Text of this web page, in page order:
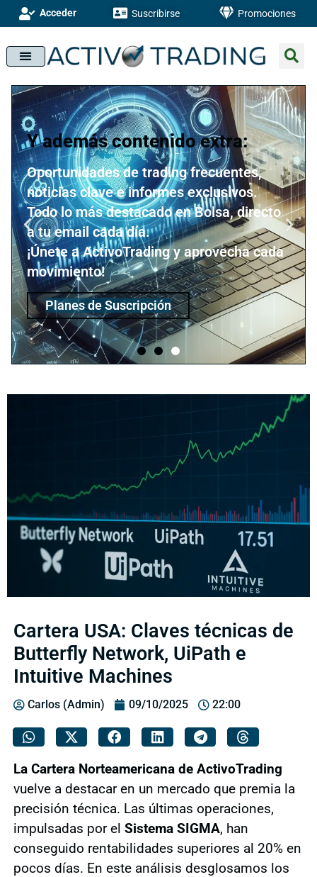
Acceder Suscribirse Promociones
Y además contenido extra:
Oportunidades de trading frecuentes,
noticias clave e informes exclusivos.
Todo lo más destacado en Bolsa, directo
a tu email cada día.
¡Únete a ActivoTrading y aprovecha cada
movimiento!
Planes de Suscripción
Cartera USA: Claves técnicas de
Butterfly Network, UiPath e
Intuitive Machines
Carlos (Admin) 09/10/2025 22:00
La Cartera Norteamericana de ActivoTrading
vuelve a destacar en un mercado que premia la
precisión técnica. Las últimas operaciones,
impulsadas por el Sistema SIGMA, han
conseguido rentabilidades superiores al 20% en
pocos días. En este análisis desglosamos los